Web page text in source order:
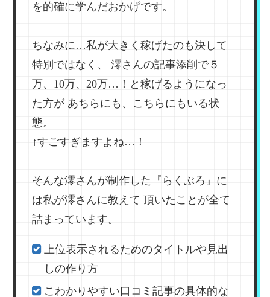
を的確に学んだおかげです。
ちなみに…私が大きく稼げたのも決して
特別ではなく、
澪さんの記事添削で５
万、10万、20万…！と稼げるようになっ
た方が あちらにも、こちらにもいる状
態。
↑すごすぎますよね…！
そんな澪さんが制作した『らくぶろ』に
は私が澪さんに教えて 頂いたことが全て
詰まっています。
上位表示されるためのタイトルや見出
しの作り方
こわかりやすい口コミ記事の具体的な